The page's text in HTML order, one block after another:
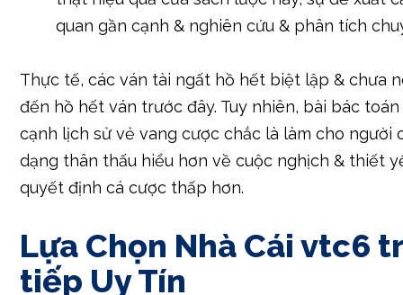
đông ván liên tiếp, người công ty chắc là cược
Tài & khi xu hướng rộng rãi.
Ưu điểm:
Đơn giản, dễ cần mang lại, chắc là
lợi nhuận nếu Dự kiến đúng xu hướng.
Nhược điểm: Không xuất hiện minh tật công
thật hiệu quả của sách lược này, sự đề xuất
quan gần cạnh & nghiên cứu & phân tích
Thực tế, các ván tài ngất hồ hết biệt lập & chưa
đến hồ hết ván trước đây. Tuy nhiên, bài bác